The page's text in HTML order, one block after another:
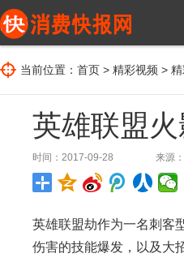
当前位置： 首页 > 精彩视频 >
英雄联盟
时间：2017-09-28 来源：
英雄联盟劫作为一名刺客
伤害的技能爆发，以及大